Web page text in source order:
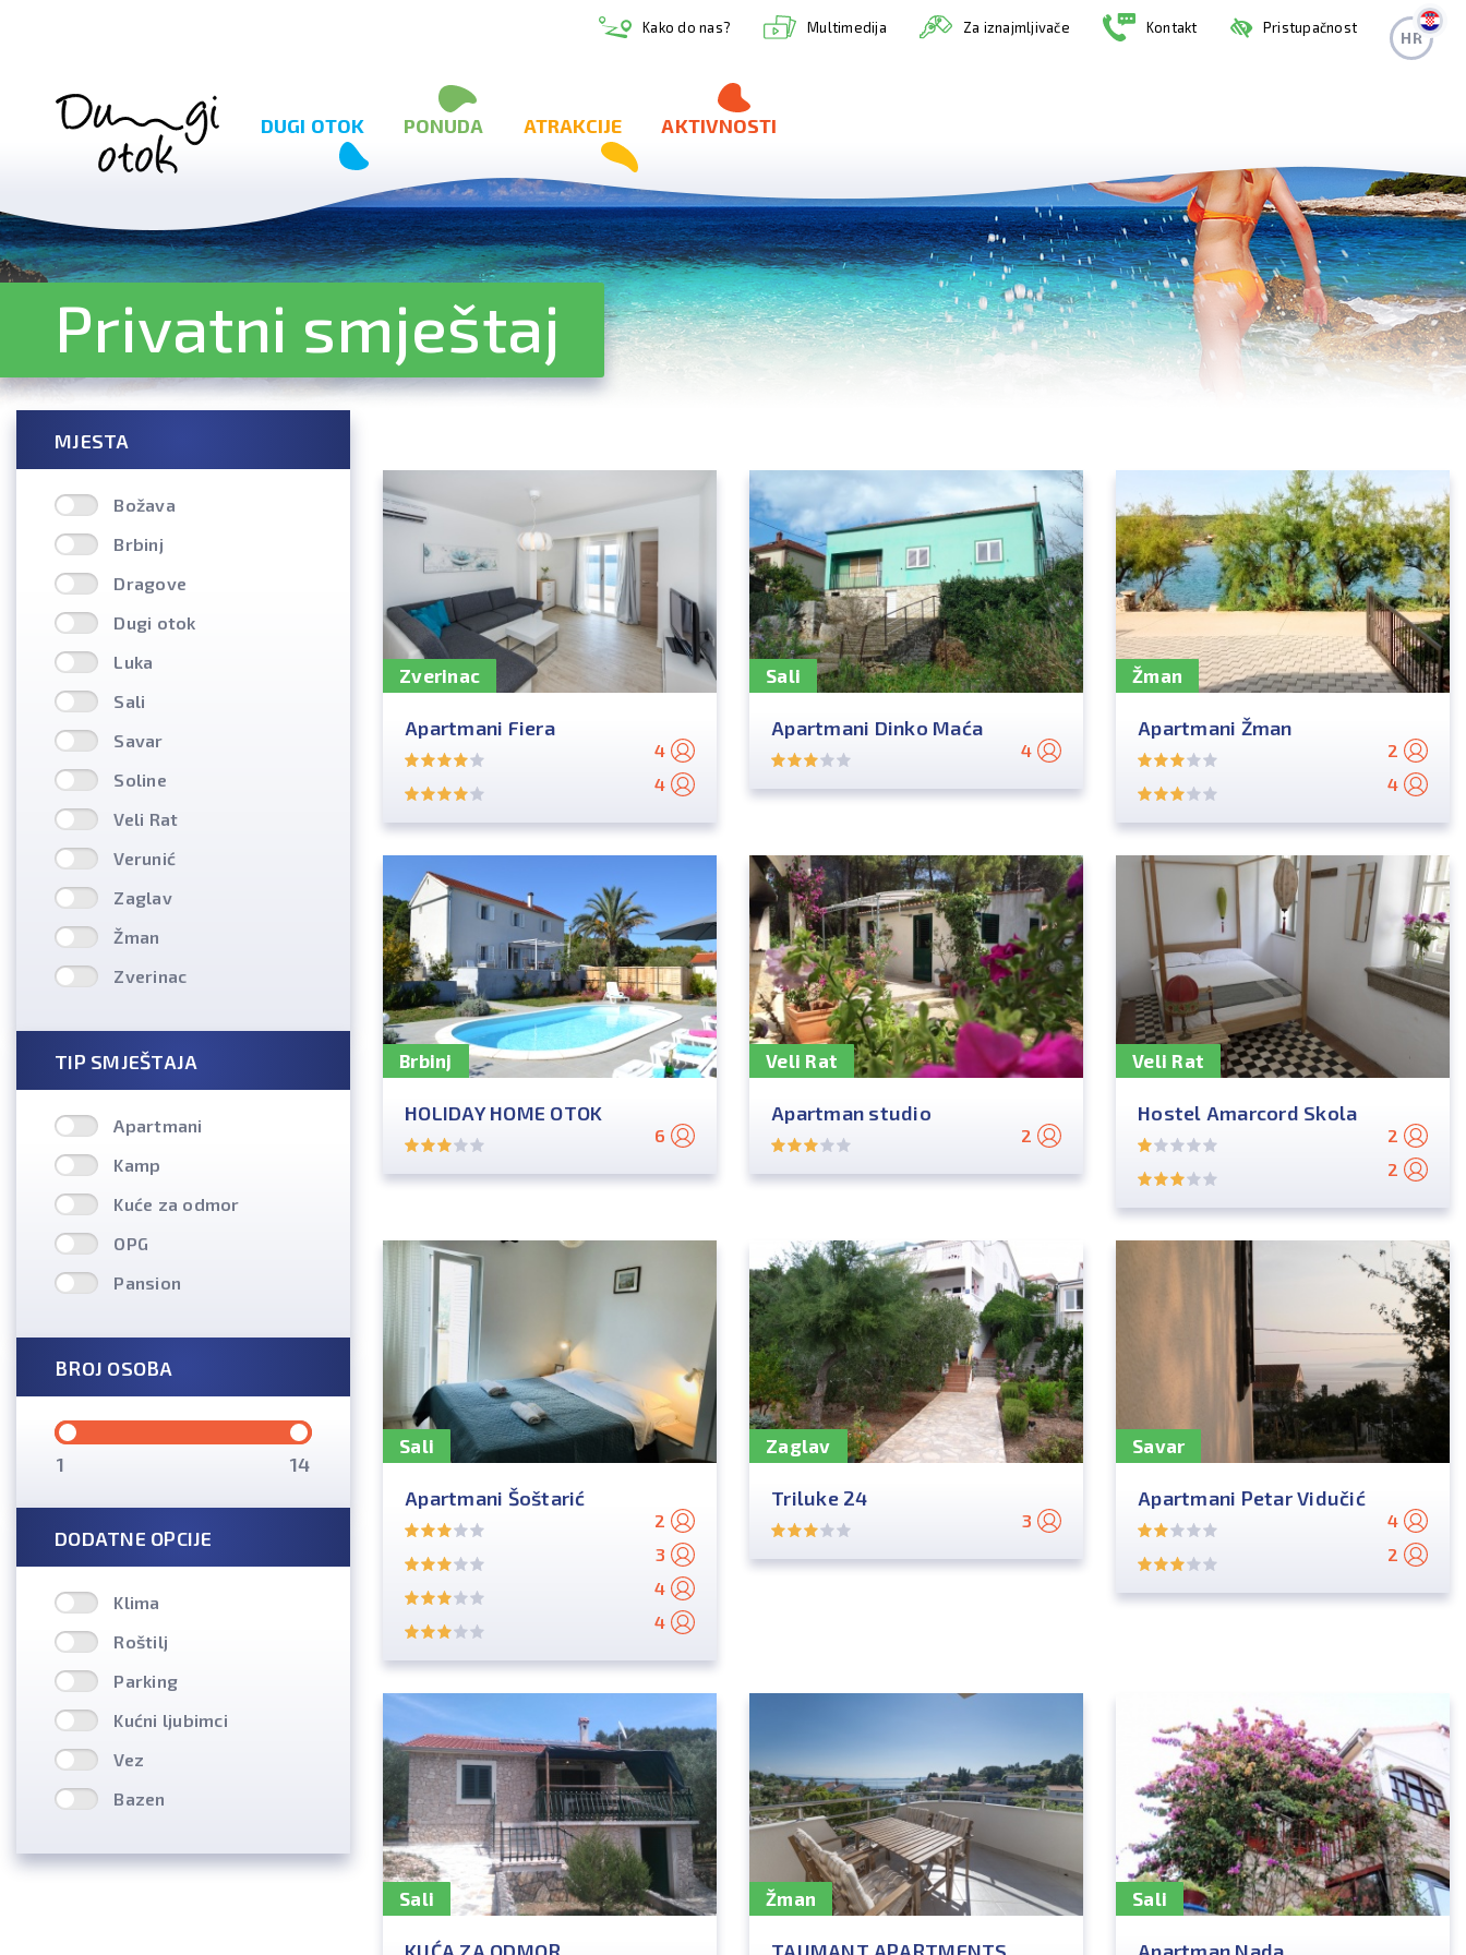
Kako do nas? Multimedija Za iznajmljivače Kontakt Pristupačnost
HR
DUGI OTOK PONUDA ATRAKCIJE AKTIVNOSTI
Privatni smještaj
MJESTA
Božava
Brbinj
Dragove
Dugi otok
Luka
Sali
Savar
Soline
Veli Rat
Verunić
Zaglav
Žman
Zverinac
TIP SMJEŠTAJA
Apartmani
Kamp
Kuće za odmor
OPG
Pansion
BROJ OSOBA
DODATNE OPCIJE
Klima
Roštilj
Parking
Kućni ljubimci
Vez
Bazen
Zverinac
Apartmani Fiera
4
4
Sali
Apartmani Dinko Maća
4
Žman
Apartmani Žman
2
4
Brbinj
HOLIDAY HOME OTOK
6
Veli Rat
Apartman studio
2
Veli Rat
Hostel Amarcord Skola
2
2
Sali
Apartmani Šoštarić
2
3
4
4
Zaglav
Triluke 24
3
Savar
Apartmani Petar Vidučić
4
2
Sali Žman Sali